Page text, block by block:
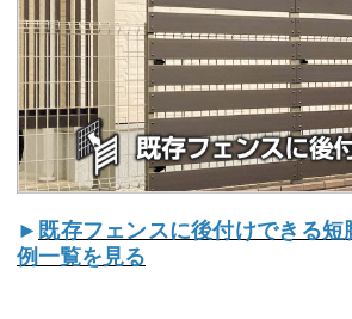
► 既存フェンスに後付けできる短
例一覧を見る